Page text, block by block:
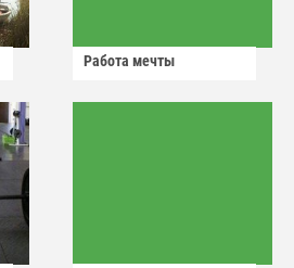
Работа мечты